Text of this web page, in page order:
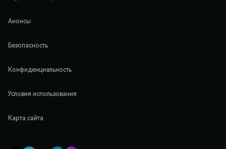
Анонсы
Безопасность
Конфиденциальность
Условия использования
Карта сайта